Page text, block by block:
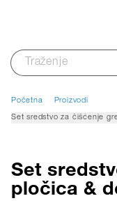
Početna Proizvodi
Set sredstvo za čišćenje
Set
pločica &